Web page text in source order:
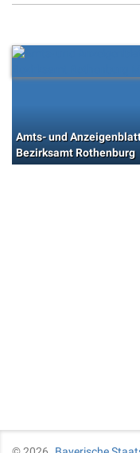
Amts- und
Bezirksamt Rothenburg